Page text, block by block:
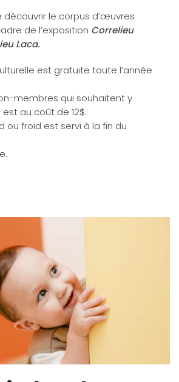
découvrir le corpus d’œuvres
de l’exposition Correlieu
Laca.
est gratuite toute l’année
membres qui souhaitent y
au coût de 12$.
ou froid est servi à la fin du